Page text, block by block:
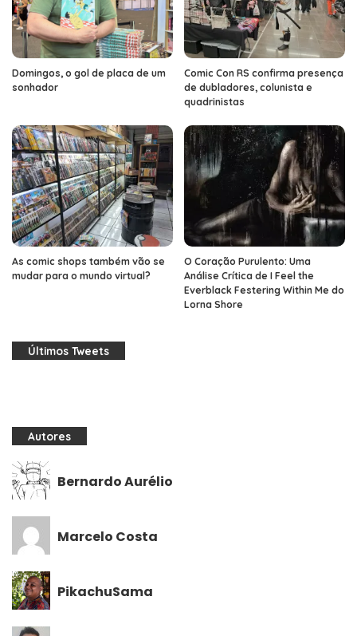
Domingos, o gol de placa de um
sonhador
Comic Con RS confirma presença
de dubladores, colunista e
quadrinistas
As comic shops também vão se
mudar para o mundo virtual?
O Coração Purulento: Uma
Análise Crítica de I Feel the
Everblack Festering Within Me do
Lorna Shore
Últimos Tweets
Autores
Bernardo Aurélio
Marcelo Costa
PikachuSama